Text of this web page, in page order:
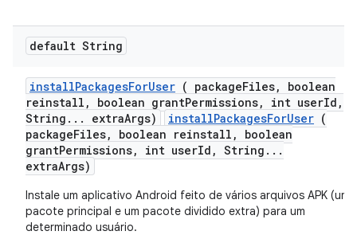
default String
installPackagesForUser ( packageFiles,
boolean
reinstall , boolean grantPermissions, int userId ,
String . . . extraArgs) installPackagesForUser (
packageFiles, boolean reinstall, boolean
grantPermissions, int userId, String...
extraArgs)
Instale um aplicativo Android feito de vários arquivos APK (um
pacote principal e um pacote dividido extra) para um
determinado usuário.